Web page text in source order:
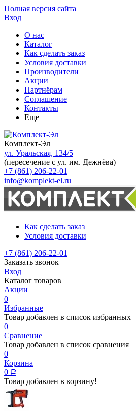
Полная версия сайта
Вход
О нас
Каталог
Как сделать заказ
Условия доставки
Производители
Акции
Партнёрам
Соглашение
Контакты
Еще
Комплект-Эл
ул. Уральская, 134/5
(пересечение с ул. им. Дежнёва)
+7 (861) 206-22-01
info@komplekt-el.ru
Как сделать заказ
Условия доставки
+7 (861) 206-22-01
Заказать звонок
Вход
Каталог товаров
Акции
0
Избранные
Товар добавлен в список избранных
0
Сравнение
Товар добавлен в список сравнения
0
Корзина
0 Р
Товар добавлен в корзину!